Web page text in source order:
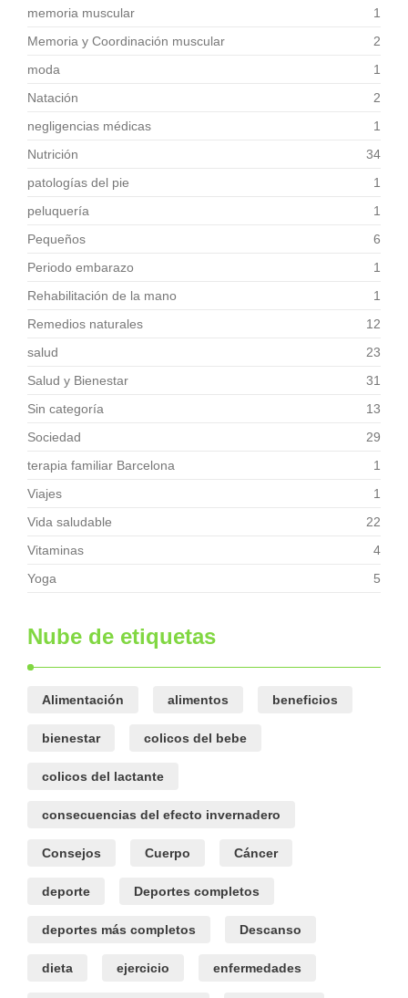
memoria muscular
1
Memoria y Coordinación muscular
2
moda
1
Natación
2
negligencias médicas
1
Nutrición
34
patologías del pie
1
peluquería
1
Pequeños
6
Periodo embarazo
1
Rehabilitación de la mano
1
Remedios naturales
12
salud
23
Salud y Bienestar
31
Sin categoría
13
Sociedad
29
terapia familiar Barcelona
1
Viajes
1
Vida saludable
22
Vitaminas
4
Yoga
5
Nube de etiquetas
Alimentación alimentos beneficios
bienestar colicos del bebe
colicos del lactante
consecuencias del efecto invernadero
Consejos Cuerpo Cáncer
deporte Deportes completos
deportes más completos Descanso
dieta ejercicio enfermedades